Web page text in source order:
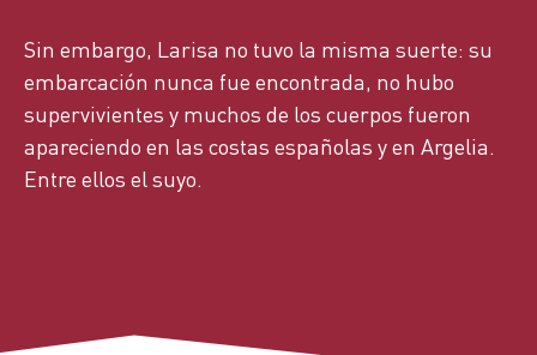
Sin embargo, Larisa no tuvo la misma suerte: su
embarcación nunca fue encontrada, no hubo
supervivientes y muchos de los cuerpos fueron
apareciendo en las costas españolas y en Argelia.
Entre ellos el suyo.